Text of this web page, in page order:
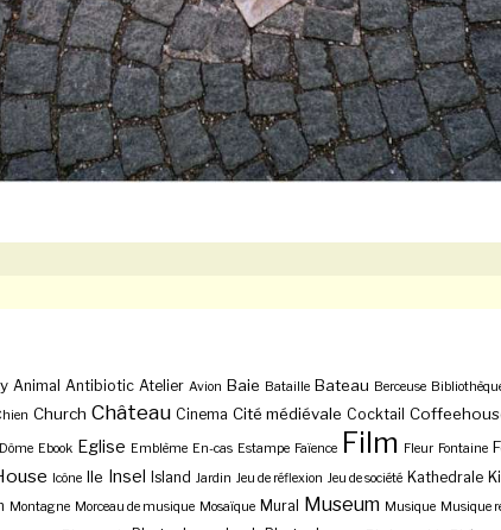
Animal Antibiotic Atelier Avion Baie Bataille Bateau Berceuse
Church Château Cinema Cité médiévale Cocktail
Dôme Ebook Eglise Emblème En-cas Estampe Faïence Film Fleur Fontaine
Icône Ile Insel Island Jardin Jeu de réflexion Jeu de société Kathedrale
Montagne Morceau de musique Mosaïque Mural Museum Musique Musique